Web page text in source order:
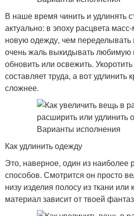
В наше время чинить и удлинять
актуально: в эпоху расцвета
новую одежду, чем переделывать
очень жаль выкидывать любимую
обновить или освежить.
составляет труда, а вот
сложнее.
Как удлинить одежду
Это, наверное, один из наиболее
способов. Смотрится он просто
низу изделия полосу из ткани или
материал зависит от твоей